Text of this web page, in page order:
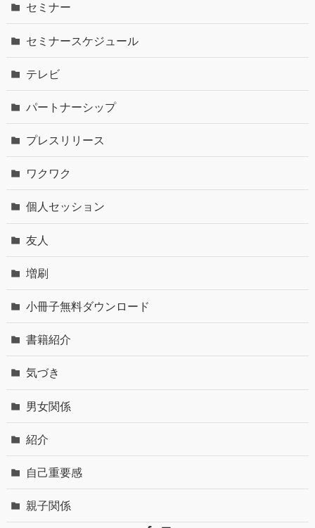
セミナー
セミナースケジュール
テレビ
パートナーシップ
プレスリリース
ワクワク
個人セッション
友人
増刷
小冊子無料ダウンロード
書籍紹介
気づき
男女関係
紹介
自己重要感
親子関係